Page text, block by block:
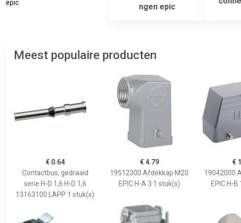
epic
ngen epic
Meest populaire producten
€ 0.64
Contactbus, gedraaid
serie H-D 1,6 H-D 1,6
13163100 LAPP 1 stuk(s)
€ 4.79
19512300 Afdekkap M20
EPIC H-A 3 1 stuk(s)
€
19042000
EPIC H-